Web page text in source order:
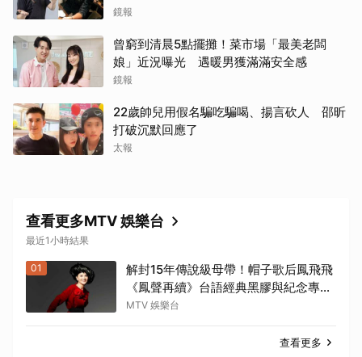
鏡報
曾窮到清晨5點擺攤！菜市場「最美老闆
娘」近況曝光 遇暖男獲滿滿安全感
鏡報
22歲帥兒用假名騙吃騙喝、揚言砍人 邵昕
打破沉默回應了
太報
查看更多MTV 娛樂台
最近1小時結果
01
解封15年傳說級母帶！帽子歌后鳳飛飛
《鳳聲再續》台語經典黑膠與紀念專書
8/20 珍藏預購
MTV 娛樂台
查看更多